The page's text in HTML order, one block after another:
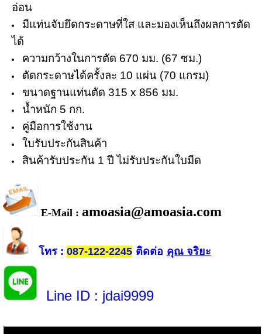
อ่อน
มีแท่นจับยึดกระดาษที่ใส และมองเห็นถึงผลการตัด
ได้
ความกว้างในการตัด 670 มม. (67 ซม.)
ตัดกระดาษได้ครั้งละ 10 แผ่น (70 แกรม)
ขนาดฐานแท่นตัด 315 x 856 มม.
น้ำหนัก 5 กก.
คู่มือการใช้งาน
ใบรับประกันสินค้า
สินค้ารับประกัน 1 ปี ไม่รับประกันใบมีด
E-Mail : amoasia@amoasia.com
โทร: 087-122-2245ติดต่อ คุณ จริยะ
Line ID : jdai9999